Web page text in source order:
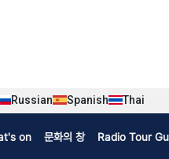
Russian Spanish Thai
on 문화의 창 Radio Tour